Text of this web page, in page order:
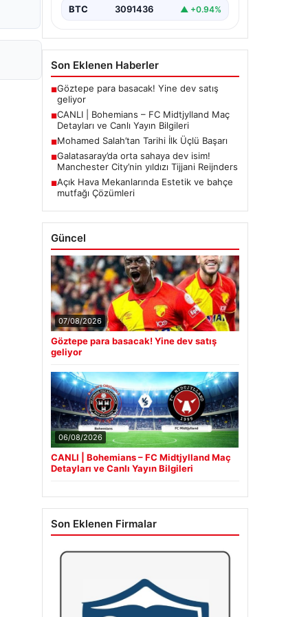
BTC 3091436 ▲ +0.94%
Son Eklenen Haberler
■Göztepe para basacak! Yine dev satış
geliyor
■CANLI | Bohemians – FC Midtjylland Maç
Detayları ve Canlı Yayın Bilgileri
■Mohamed Salah’tan Tarihi İlk Üçlü Başarı
■Galatasaray’da orta sahaya dev isim!
Manchester City’nin yıldızı Tijjani Reijnders
■Açık Hava Mekanlarında Estetik ve bahçe
mutfağı Çözümleri
Güncel
07/08/2026
Göztepe para basacak! Yine dev satış
geliyor
06/08/2026
CANLI | Bohemians – FC Midtjylland Maç
Detayları ve Canlı Yayın Bilgileri
Son Eklenen Firmalar